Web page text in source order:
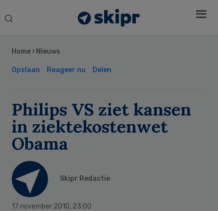
Search
Home › Nieuws
Opslaan Reageer nu Delen
Philips VS ziet kansen
in ziektekostenwet
Obama
Skipr Redactie
17 november 2010, 23:00
Sidebar